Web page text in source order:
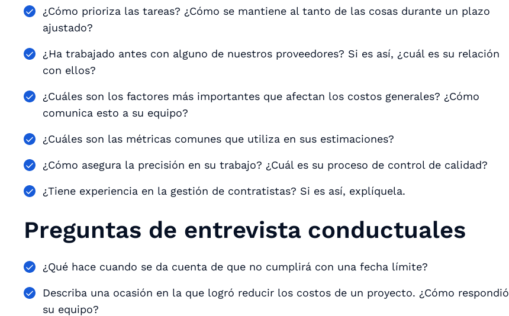
¿Cómo prioriza las tareas? ¿Cómo se mantiene al tanto de las cosas durante un plazo
ajustado?
¿Ha trabajado antes con alguno de nuestros proveedores? Si es así, ¿cuál es su relación
con ellos?
¿Cuáles son los factores más importantes que afectan los costos generales? ¿Cómo
comunica esto a su equipo?
¿Cuáles son las métricas comunes que utiliza en sus estimaciones?
¿Cómo asegura la precisión en su trabajo? ¿Cuál es su proceso de control de calidad?
¿Tiene experiencia en la gestión de contratistas? Si es así, explíquela.
Preguntas de entrevista conductuales
¿Qué hace cuando se da cuenta de que no cumplirá con una fecha límite?
Describa una ocasión en la que logró reducir los costos de un proyecto. ¿Cómo respondió
su equipo?